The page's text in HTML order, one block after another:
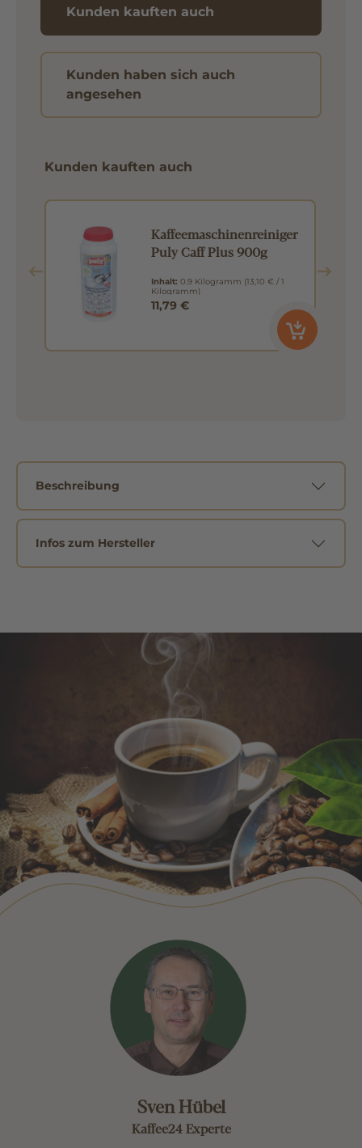
Kunden kauften auch
Kunden haben sich auch
angesehen
Kunden kauften auch
Kaffeemaschinenreiniger
Puly Caff Plus 900g
Inhalt: 0.9 Kilogramm (13,10 € / 1
Kilogramm)
11,79 €
Beschreibung
Infos zum Hersteller
Sven Hübel
Kaffee24 Experte